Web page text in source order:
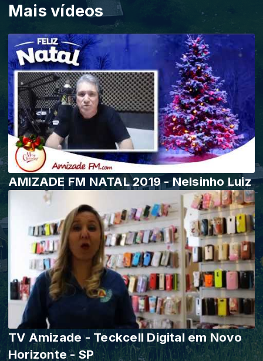
Mais vídeos
AMIZADE FM NATAL 2019 - Nelsinho Luiz
TV Amizade - Teckcell Digital em Novo
Horizonte - SP